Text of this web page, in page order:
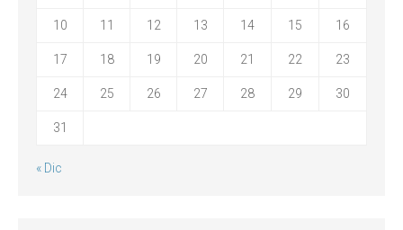
10 11 12 13 14 15 16
17 18 19 20 21 22 23
24 25 26 27 28 29 30
31
« Dic